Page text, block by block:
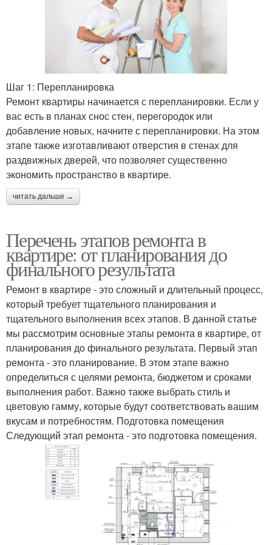
Шаг 1: Перепланировка
Ремонт квартиры начинается с перепланировки. Если у
вас есть в планах снос стен, перегородок или
добавление новых, начните с перепланировки. На этом
этапе также изготавливают отверстия в стенах для
раздвижных дверей, что позволяет существенно
экономить пространство в квартире.
читать дальше →
Перечень этапов ремонта в
квартире: от планирования до
финального результата
Ремонт в квартире - это сложный и длительный процесс,
который требует тщательного планирования и
тщательного выполнения всех этапов. В данной статье
мы рассмотрим основные этапы ремонта в квартире, от
планирования до финального результата. Первый этап
ремонта - это планирование. В этом этапе важно
определиться с целями ремонта, бюджетом и сроками
выполнения работ. Важно также выбрать стиль и
цветовую гамму, которые будут соответствовать вашим
вкусам и потребностям. Подготовка помещения
Следующий этап ремонта - это подготовка помещения.